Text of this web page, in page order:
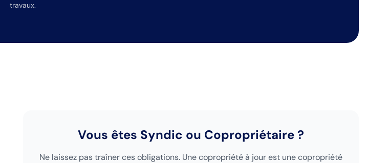
travaux.
Vous êtes Syndic ou Copropriétaire ?
Ne laissez pas traîner ces obligations. Une copropriété à jour est une copropriété